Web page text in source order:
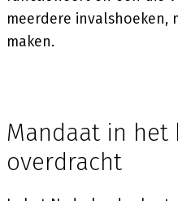
meerdere
maken.
Mandaat in het
overdracht